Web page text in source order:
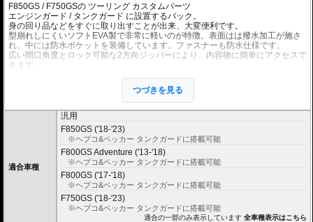
F850GS / F750GSの ツーリング カスタムパーツ
エンジンガード / タンクガード に設置するバック。
身の回り品などをすぐに取り出すことが出来、大変便利です。
型崩れしにくいソフトEVA製で非常に軽いのが特徴。表面はは撥水加工が施さ
れ、中には防水ポケットを装備しています。ファスナーも防水仕様です。
広い開口角度とロック可能な2方向ジッパーにより、内容物に簡単にアクセスで
きます。
商品は汎用ですが、下記適合車種のヘプコ&ベッカーエンジンガード/タンクガ
ードで取付が確認されています。
つづきを見る
適合車種
汎用
F850GS ('18-'23)
※ヘプコ&ベッカー タンクガードに搭載可能
F800GS Adventure ('13-'18)
※ヘプコ&ベッカー タンクガードに搭載可能
F800GS ('17-'18)
※ヘプコ&ベッカー タンクガードに搭載可能
F750GS ('18-'23)
※ヘプコ&ベッカー タンクガードに搭載可能
適合の一部のみ表示しています全車種表示はこちら